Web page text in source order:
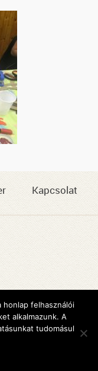
Kapcsolat
Központja
Vonalak
honlap felhasználói
alkalmazunk. A
tudomásul